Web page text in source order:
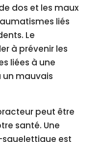
dos et les maux
liés
Le
à prévenir les
liées à une
mauvais
peut être
santé. Une
est